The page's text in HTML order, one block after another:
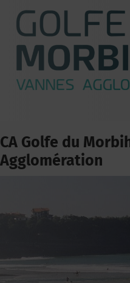
CA Golfe du
Agglomération